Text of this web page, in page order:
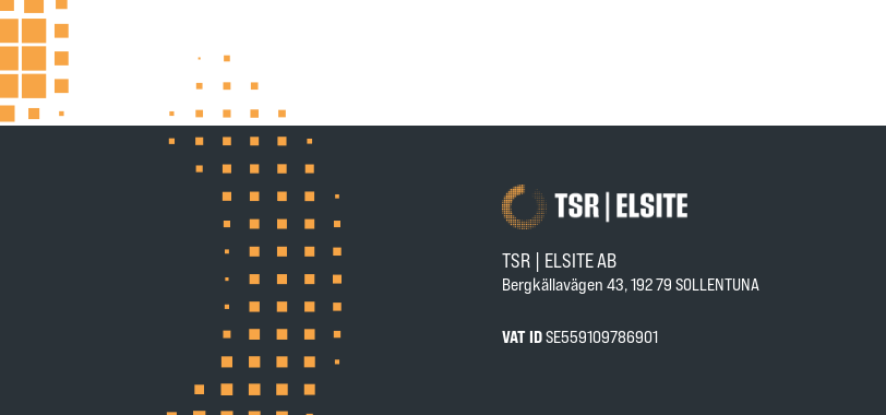
TSR | ELSITE AB
Bergkällavägen 43, 192 79 SOLLENTUNA
VAT IDSE559109786901